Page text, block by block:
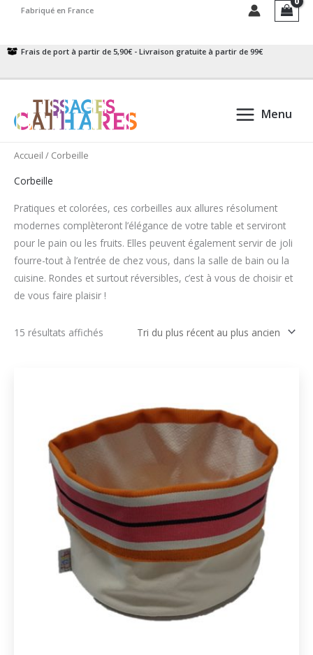
Fabriqué en France
Frais de port à partir de 5,90€ - Livraison gratuite à partir de 99€
Menu
Accueil / Corbeille
Corbeille
Pratiques et colorées, ces corbeilles aux allures résolument
modernes complèteront l’élégance de votre table et serviront
pour le pain ou les fruits. Elles peuvent également servir de joli
fourre-tout à l’entrée de chez vous, dans la salle de bain ou la
cuisine. Rondes et surtout réversibles, c’est à vous de choisir et
de vous faire plaisir !
15 résultats affichés